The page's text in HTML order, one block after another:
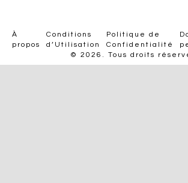
À
propos
Conditions
d’Utilisation
Politique de
Confidentialité
© 2026. Tous droits